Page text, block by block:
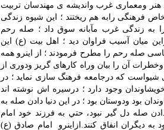
هنر ومعماری غرب واندیشه ی مهندسان تربیت
فرهنگی رابه هم ریختند ؛ این شیوه زندگی
به زندگی غرب مآبانه سوق داد ؛ صله رحم
میان آسیب فراوان دید ؛ اهل بیت (ع) این
صله رحم را مطرح فرمودند ؛ از اینرو همه
آن را بیان وراه کارهای گریز ودوری از
شیواست که درجامعه فرهنگ سازی نماید ؛ در
وجود دارد ؛ درسیره اش نوشته اند
بود ودوستان بود ؛ در اين دنيا دادن صله به
صله دل گیر نبود، حتي به فرزند خود امام
ديگران انفاق كنند.ازاینرو امام صادق (ع)